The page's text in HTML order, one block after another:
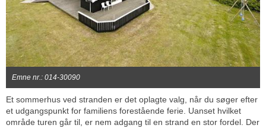
Emne nr.: 014-30090
Et sommerhus ved stranden er det oplagte valg, når du søger efter
et udgangspunkt for familiens forestående ferie. Uanset hvilket
område turen går til, er nem adgang til en strand en stor fordel. Der